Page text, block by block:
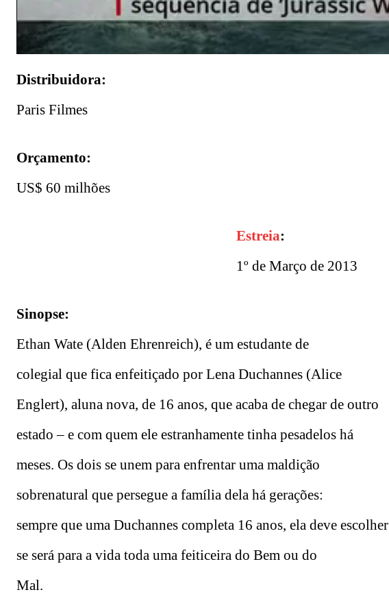
Distribuidora:
Paris Filmes
Orçamento:
US$ 60 milhões
Estreia:
1º de Março de 2013
Sinopse:
Ethan Wate (Alden Ehrenreich), é um estudante de
colegial que fica enfeitiçado por Lena Duchannes (Alice
Englert), aluna nova, de 16 anos, que acaba de chegar de outro
estado – e com quem ele estranhamente tinha pesadelos há
meses. Os dois se unem para enfrentar uma maldição
sobrenatural que persegue a família dela há gerações:
sempre que uma Duchannes completa 16 anos, ela deve escolher
se será para a vida toda uma feiticeira do Bem ou do
Mal.